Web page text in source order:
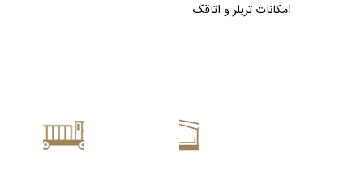
امکانات تریلر و اتاقک